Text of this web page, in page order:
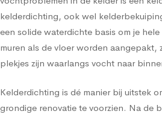
kelderdichting, ook wel
een solide waterdichte basis om je
muren als de vloer worden aangepakt,
plekjes zijn waarlangs vocht naar
Kelderdichting is dé manier bij uitstek
grondige renovatie te voorzien. Na de